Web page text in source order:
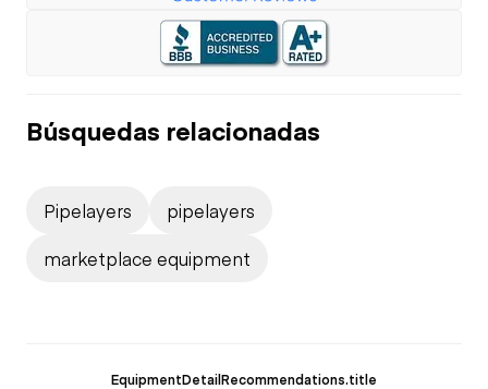
Búsquedas relacionadas
Pipelayers
pipelayers
marketplace equipment
EquipmentDetailRecommendations.title